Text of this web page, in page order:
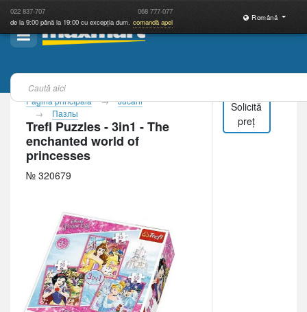
022 837-707 068 777-077
de la 9:00 până la 19:00 cu excepția dum. comandă apel
Română
Pagina principală
Jucării
Пазлы
Trefl Puzzles - 3in1 - The
enchanted world of
princesses
№ 320679
Solicită
preț